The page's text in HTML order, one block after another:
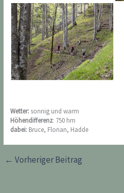
Wetter: sonnig und warm
Höhendifferenz: 750 hm
dabei: Bruce, Florian, Hadde
← Vorheriger Beitrag